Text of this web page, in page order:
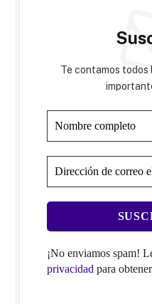
Te contamos todos
¡No enviamos spam!
privacidad para